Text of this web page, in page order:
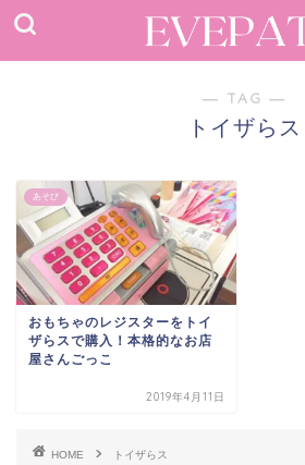
― TAG ―
トイザらス
あそび
おもちゃのレジスターをトイ
ザらスで購入！本格的なお店
屋さんごっこ
2019年4月11日
HOME トイザらス